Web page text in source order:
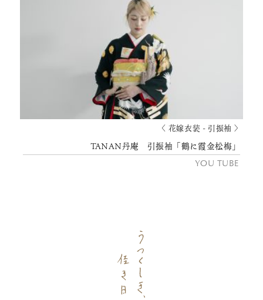
〈 花嫁衣装 - 引振袖 〉
TANAN丹庵 引振袖「鶴に霞金松梅」
YOU TUBE